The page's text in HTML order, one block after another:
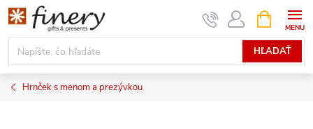
Prejsť
na
obsah
HĽADAŤ
KOŠÍK
Hrnček s menom a prezývkou